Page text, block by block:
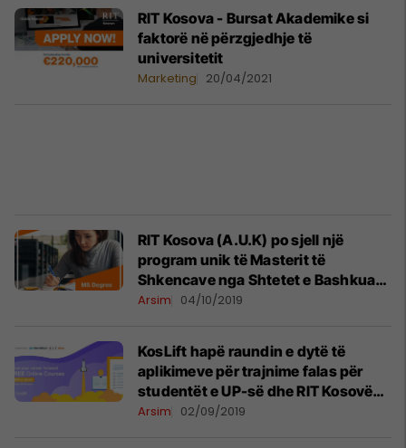
RIT Kosova - Bursat Akademike si
faktorë në përzgjedhje të
universitetit
Marketing 20/04/2021
RIT Kosova (A.U.K) po sjell një
program unik të Masterit të
Shkencave nga Shtetet e Bashkuara
të Amerikës
Arsim 04/10/2019
KosLift hapë raundin e dytë të
aplikimeve për trajnime falas për
studentët e UP-së dhe RIT Kosovë
(A.U.K)
Arsim 02/09/2019